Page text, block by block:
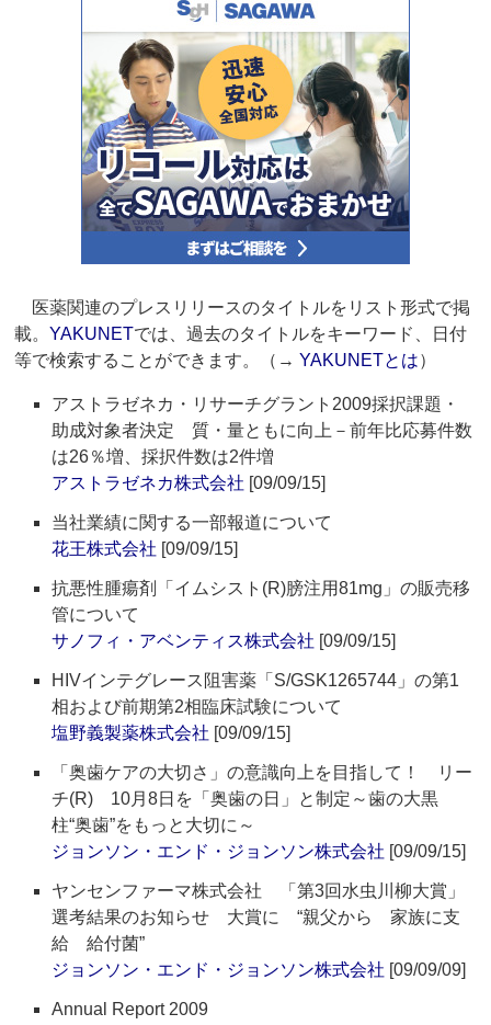
医薬関連のプレスリリースのタイトルをリスト形式で掲
載。YAKUNETでは、過去のタイトルをキーワード、日付
等で検索することができます。（→YAKUNETとは）
アストラゼネカ・リサーチグラント2009採択課題・
助成対象者決定 質・量ともに向上－前年比応募件数
は26％増、採択件数は2件増
アストラゼネカ株式会社 [09/09/15]
当社業績に関する一部報道について
花王株式会社 [09/09/15]
抗悪性腫瘍剤「イムシスト(R)膀注用81mg」の販売移
管について
サノフィ・アベンティス株式会社 [09/09/15]
HIVインテグレース阻害薬「S/GSK1265744」の第1
相および前期第2相臨床試験について
塩野義製薬株式会社 [09/09/15]
「奥歯ケアの大切さ」の意識向上を目指して！ リー
チ(R) 10月8日を「奥歯の日」と制定～歯の大黒
柱“奥歯”をもっと大切に～
ジョンソン・エンド・ジョンソン株式会社 [09/09/15]
ヤンセンファーマ株式会社 「第3回水虫川柳大賞」
選考結果のお知らせ 大賞に “親父から 家族に支
給 給付菌”
ジョンソン・エンド・ジョンソン株式会社 [09/09/09]
Annual Report 2009